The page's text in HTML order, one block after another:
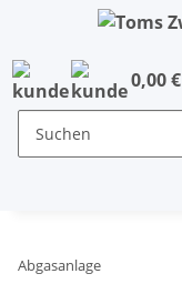
0,00 €
Abgasanlage